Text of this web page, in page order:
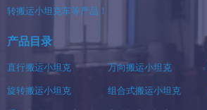
转搬运小坦克车等产品！
产品目录
直行搬运小坦克 万向搬运小坦克
旋转搬运小坦克 组合式搬运小坦克